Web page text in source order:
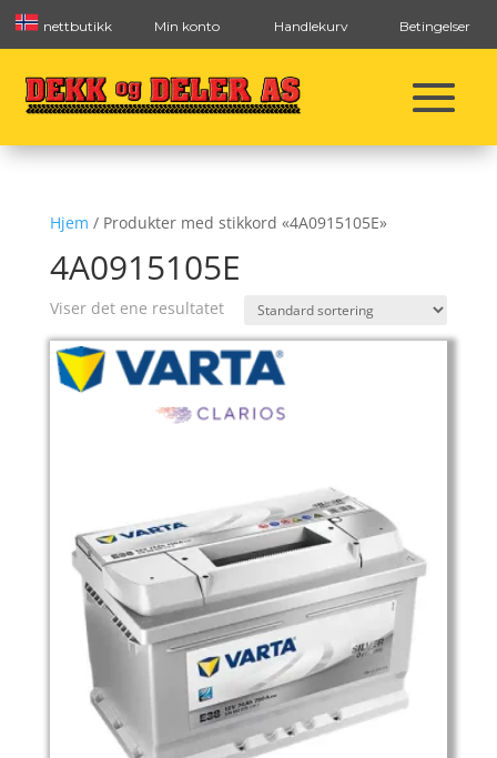
nettbutikk Min konto Handlekurv Betingelser
Hjem / Produkter med stikkord «4A0915105E»
4A0915105E
Viser det ene resultatet